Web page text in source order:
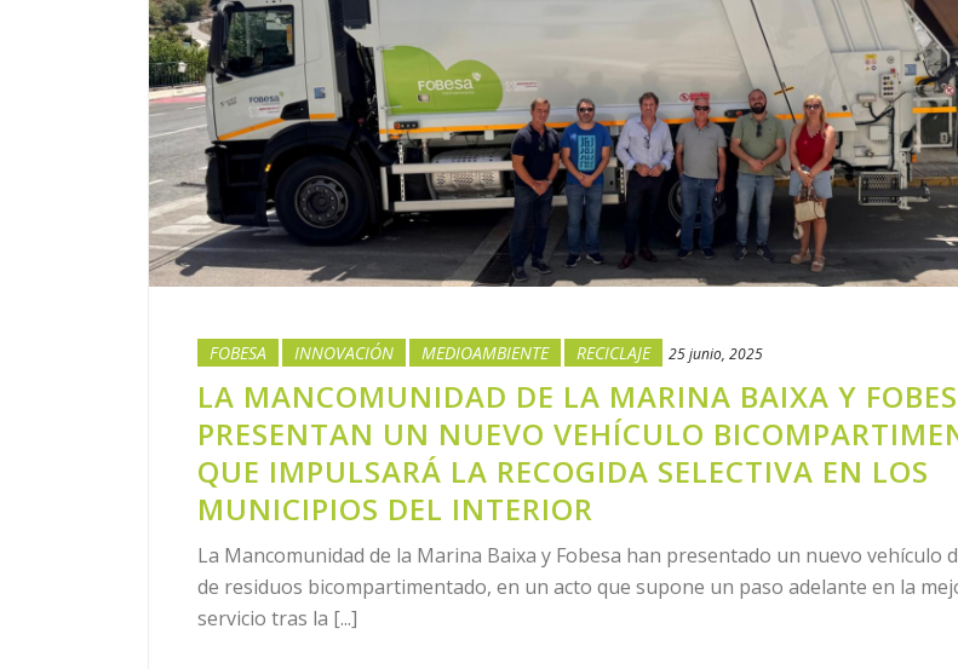
FOBESA INNOVACIÓN MEDIOAMBIENTE RECICLAJE 25 junio, 2025
LA MANCOMUNIDAD DE LA MARINA BAIXA Y
PRESENTAN UN NUEVO VEHÍCULO
QUE IMPULSARÁ LA RECOGIDA SELECTIVA EN LOS
MUNICIPIOS DEL INTERIOR
La Mancomunidad de la Marina Baixa y Fobesa han presentado un nuevo vehículo
de residuos bicompartimentado, en un acto que supone un paso adelante en la
servicio tras la [...]